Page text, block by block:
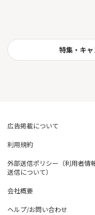
特集・キ
広告掲載について
利用規約
外部送信ポリシー（利用者情
送信について）
会社概要
ヘルプ/お問い合わせ